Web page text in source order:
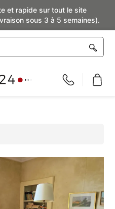
et rapide sur tout le site
sous 3 à 5 semaines).